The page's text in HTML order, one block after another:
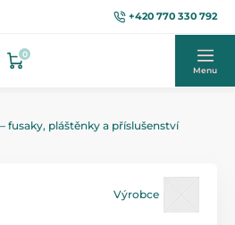
+420 770 330 792
0
Menu
fusaky, pláštěnky a příslušenství
Výrobce